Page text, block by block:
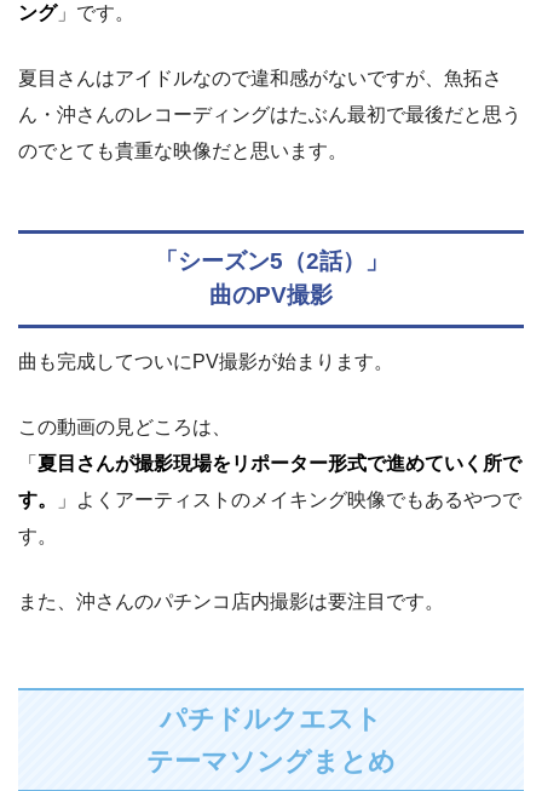
ング」です。
夏目さんはアイドルなので違和感がないですが、魚拓さ
ん・沖さんのレコーディングはたぶん最初で最後だと思う
のでとても貴重な映像だと思います。
「シーズン5（2話）」
曲のPV撮影
曲も完成してついにPV撮影が始まります。
この動画の見どころは、
「 夏目さんが撮影現場をリポーター形式で進めていく所で
す。
」よくアーティストのメイキング映像でもあるやつで
す。
また、沖さんのパチンコ店内撮影は要注目です。
パチドルクエスト
テーマソングまとめ